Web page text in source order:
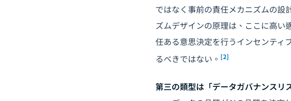
ではなく事前の責任メカニズムの設
ズムデザインの原理は、ここに高い
任ある意思決定を行うインセンティ
るべきではない。 [2]
第三の類型は「データガバナンスリ